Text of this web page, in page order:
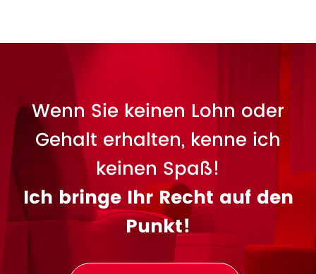
Wenn Sie keinen Lohn oder
Gehalt erhalten, kenne ich
keinen Spaß!
Ich bringe Ihr Recht auf den
Punkt!